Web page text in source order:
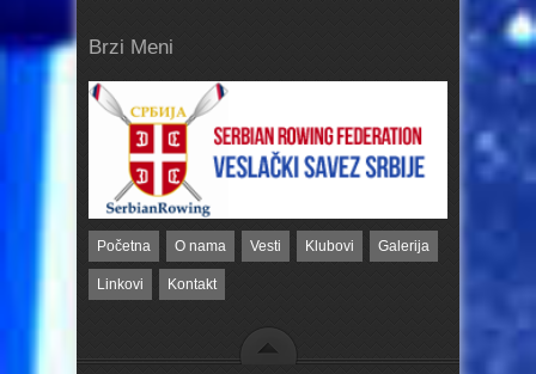
Brzi Meni
Početna O nama Vesti Klubovi Galerija
Linkovi Kontakt